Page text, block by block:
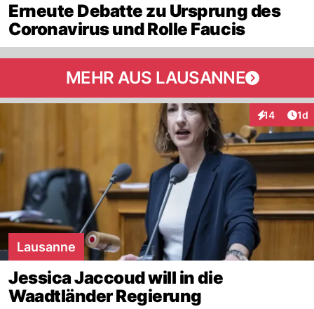
Erneute Debatte zu Ursprung des
Coronavirus und Rolle Faucis
MEHR AUS LAUSANNE
14 1d
Lausanne
Jessica Jaccoud will in die
Waadtländer Regierung